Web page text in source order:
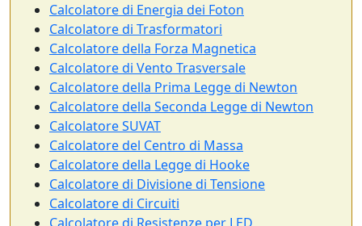
Calcolatore di Energia dei Foton
Calcolatore di Trasformatori
Calcolatore della Forza Magnetica
Calcolatore di Vento Trasversale
Calcolatore della Prima Legge di Newton
Calcolatore della Seconda Legge di Newton
Calcolatore SUVAT
Calcolatore del Centro di Massa
Calcolatore della Legge di Hooke
Calcolatore di Divisione di Tensione
Calcolatore di Circuiti